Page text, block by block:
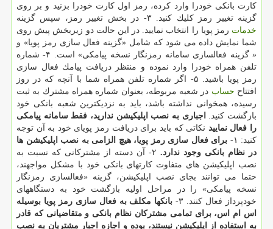
كارت بانكی خودرا وارد كرده، رمز اول كارت خودرا بزنید و بر روی
گزینه تغییر رمز كلیك كنید. ۳- در بخش تغییر رمز، سپس گزینه
خدمات رمز پویا را انتخاب نمایید. در این حالت دو زیربخش پیش روی
شما نمایش داده می شود كه شامل «گزینه فعال سازی رمز پویا» و
« گزینه فعالسازی سامانه رمزنگار نسخه پیامكی» است. ۴- شماره
تلفن همراه خودرا وارد نموده و منتظر دریافت پیامك فعال سازی
رمز پویا باشید. ۵- اگر شماره تلفن همراه شما با آنچه كه در روز
افتتاح حساب در شعبه مربوطه، بعنوان شماره همراه مشترك به ثبت
رسیده، همخوانی نداشته باشد، باید به نزدیكترین شعبه بانكی خود
بازگشت كنید.
اجباری به نصب اپلیكیشن ندارید، فقط سامانه پیامكی
را فعال نمایید نكاتی كه باید برای دریافت رمز پویای خود به آن توجه
كنید: ۱-
برای فعال سازی رمز پویا، هیچ الزامی به نصب اپلیكیشن ها
در نظام بانكی وجود ندارد.
۲- آن دسته از مشتركانی كه نسبت به
نصب اپلیكیشن های متفاوت كارتهای بانكی خود با مشكل مواجهند،
حتما می توانند بجای نصب اپلیكیشن، گزینه «فعالسازی رمزنگار
نسخه پیامكی» را در مراحل اولیه بازگشت خود به دستگاههای
خودپرداز فعال كنند. ۳-
بانكها مكلف به فعال سازی رمز پویا بوسیله
اس ام اس، برای تمامی مشتركان نظام بانكی و متقاضیانی كه قادر
به استفاده از اپلیكیشن نیستند، بوده و اجازه اجبار مشتریان به نصب